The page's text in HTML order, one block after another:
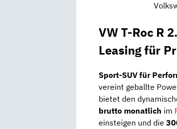
VW T-Roc R
Leasing für
Sport-SUV für
vereint geballte
bietet den
brutto monatlich im
einsteigen und die